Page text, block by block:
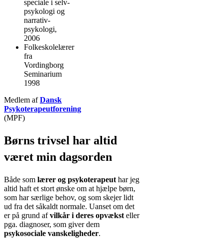
speciale i selv-
psykologi og
narrativ-
psykologi,
2006
Folkeskolelærer
fra
Vordingborg
Seminarium
1998
Medlem afDansk
Psykoterapeutforening
(MPF)
Børns trivsel har altid
været min dagsorden
Både som lærer og psykoterapeut har jeg
altid haft et stort ønske om at hjælpe børn,
som har særlige behov, og som skejer lidt
ud fra det såkaldt normale. Uanset om det
er på grund afvilkår i deres opvækst eller
pga. diagnoser, som giver dem
psykosociale vanskeligheder.